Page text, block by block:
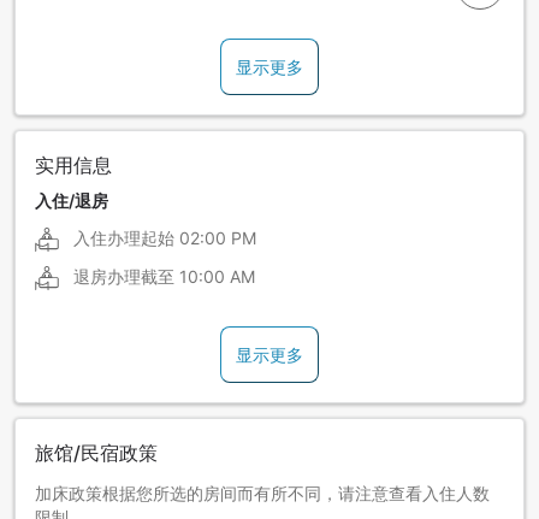
显示更多
实用信息
入住/退房
入住办理起始 02:00 PM
退房办理截至 10:00 AM
显示更多
旅馆/民宿政策
加床政策根据您所选的房间而有所不同，请注意查看入住人数